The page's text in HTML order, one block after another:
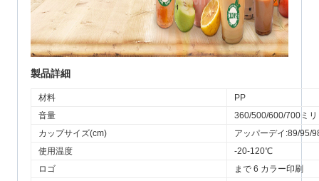
製品詳細
材料
PP
音量
360/500/600/700ミ
カップサイズ(cm)
アッパーデイ:89/95/
使用温度
-20-120℃
ロゴ
まで 6 カラー印刷